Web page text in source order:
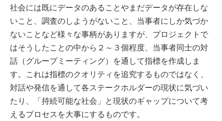
社会には既にデータのあることやまだデータが存在しな
いこと、調査のしようがないこと、当事者にしか気づか
ないことなど様々な事柄がありますが、プロジェクトで
はそうしたことの中から２～３個程度、当事者同士の対
話（グループミーティング）を通して指標を作成しま
す。これは指標のクオリティを追究するものではなく、
対話や発信を通して各ステークホルダーの現状に気づい
たり、「持続可能な社会」と現状のギャップについて考
えるプロセスを大事にするものです。